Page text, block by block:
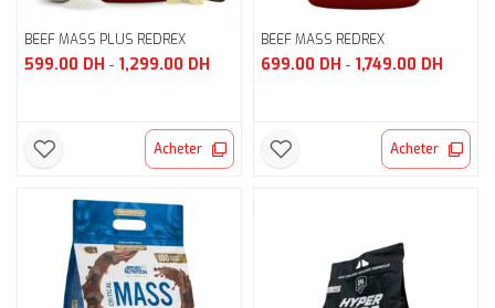
BEEF MASS PLUS REDREX
599.00 DH - 1,299.00 DH
Acheter
BEEF MASS REDREX
699.00 DH - 1,749.00 DH
Acheter